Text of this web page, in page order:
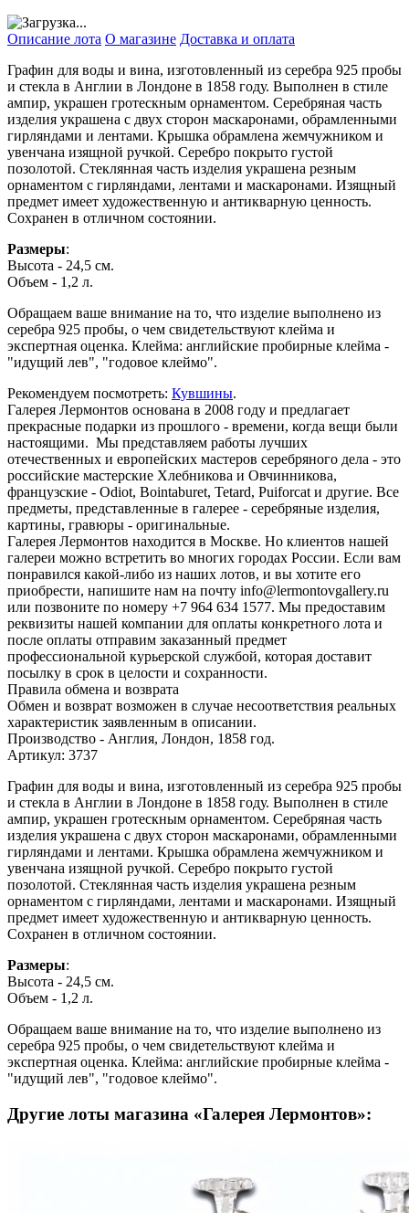
Описание лота О магазине Доставка и оплата
Графин для воды и вина, изготовленный из серебра 925 пробы
и стекла в Англии в Лондоне в 1858 году. Выполнен в стиле
ампир, украшен гротескным орнаментом. Серебряная часть
изделия украшена с двух сторон маскаронами, обрамленными
гирляндами и лентами. Крышка обрамлена жемчужником и
увенчана изящной ручкой. Серебро покрыто густой
позолотой. Стеклянная часть изделия украшена резным
орнаментом с гирляндами, лентами и маскаронами. Изящный
предмет имеет художественную и антикварную ценность.
Сохранен в отличном состоянии.
Размеры:
Высота - 24,5 см.
Объем - 1,2 л.
Обращаем ваше внимание на то, что изделие выполнено из
серебра 925 пробы, о чем свидетельствуют клейма и
экспертная оценка. Клейма: английские пробирные клейма -
"идущий лев", "годовое клеймо".
Рекомендуем посмотреть: Кувшины.
Галерея Лермонтов основана в 2008 году и предлагает
прекрасные подарки из прошлого - времени, когда вещи были
настоящими. Мы представляем работы лучших
отечественных и европейских мастеров серебряного дела - это
российские мастерские Хлебникова и Овчинникова,
французские - Odiot, Bointaburet, Tetard, Puiforcat и другие. Все
предметы, представленные в галерее - серебряные изделия,
картины, гравюры - оригинальные.
Галерея Лермонтов находится в Москве. Но клиентов нашей
галереи можно встретить во многих городах России. Если вам
понравился какой-либо из наших лотов, и вы хотите его
приобрести, напишите нам на почту info@lermontovgallery.ru
или позвоните по номеру +7 964 634 1577. Мы предоставим
реквизиты нашей компании для оплаты конкретного лота и
после оплаты отправим заказанный предмет
профессиональной курьерской службой, которая доставит
посылку в срок в целости и сохранности.
Правила обмена и возврата
Обмен и возврат возможен в случае несоответствия реальных
характеристик заявленным в описании.
Производство - Англия, Лондон, 1858 год.
Артикул: 3737
Графин для воды и вина, изготовленный из серебра 925 пробы
и стекла в Англии в Лондоне в 1858 году. Выполнен в стиле
ампир, украшен гротескным орнаментом. Серебряная часть
изделия украшена с двух сторон маскаронами, обрамленными
гирляндами и лентами. Крышка обрамлена жемчужником и
увенчана изящной ручкой. Серебро покрыто густой
позолотой. Стеклянная часть изделия украшена резным
орнаментом с гирляндами, лентами и маскаронами. Изящный
предмет имеет художественную и антикварную ценность.
Сохранен в отличном состоянии.
Размеры:
Высота - 24,5 см.
Объем - 1,2 л.
Обращаем ваше внимание на то, что изделие выполнено из
серебра 925 пробы, о чем свидетельствуют клейма и
экспертная оценка. Клейма: английские пробирные клейма -
"идущий лев", "годовое клеймо".
Другие лоты магазина «Галерея Лермонтов»: